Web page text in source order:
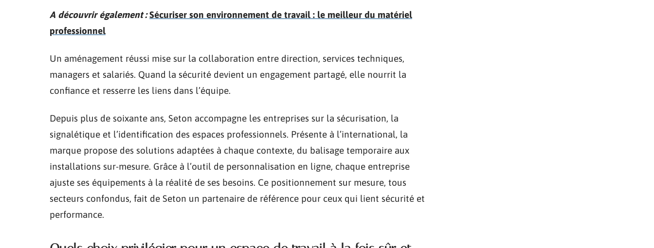
A découvrir également : Sécuriser son environnement de travail : le meilleur du matériel
professionnel
Un aménagement réussi mise sur la collaboration entre direction, services techniques,
managers et salariés. Quand la sécurité devient un engagement partagé, elle nourrit la
confiance et resserre les liens dans l’équipe.
Depuis plus de soixante ans, Seton accompagne les entreprises sur la sécurisation, la
signalétique et l’identification des espaces professionnels. Présente à l’international, la
marque propose des solutions adaptées à chaque contexte, du balisage temporaire aux
installations sur-mesure. Grâce à l’outil de personnalisation en ligne, chaque entreprise
ajuste ses équipements à la réalité de ses besoins. Ce positionnement sur mesure, tous
secteurs confondus, fait de Seton un partenaire de référence pour ceux qui lient sécurité et
performance.